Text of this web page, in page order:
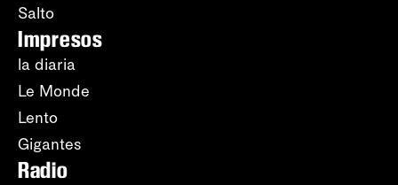
Salto
Impresos
la diaria
Le Monde
Lento
Gigantes
Radio